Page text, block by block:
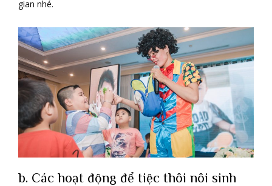
gian nhé.
b. Các hoạt động để tiệc thôi nôi sinh